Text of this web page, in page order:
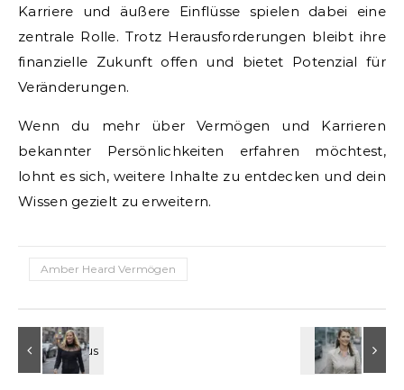
Karriere und äußere Einflüsse spielen dabei eine
zentrale Rolle. Trotz Herausforderungen bleibt ihre
finanzielle Zukunft offen und bietet Potenzial für
Veränderungen.
Wenn du mehr über Vermögen und Karrieren
bekannter Persönlichkeiten erfahren möchtest,
lohnt es sich, weitere Inhalte zu entdecken und dein
Wissen gezielt zu erweitern.
Amber Heard Vermögen